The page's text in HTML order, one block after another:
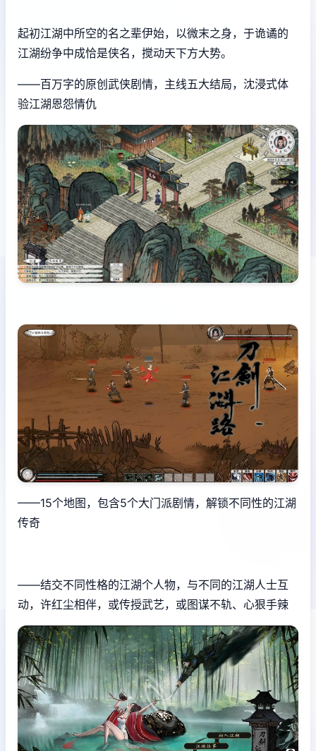
起初江湖中所空的名之辈伊始，以微末之身，于诡谲的
江湖纷争中成恰是侠名，搅动天下方大势。
——百万字的原创武侠剧情，主线五大结局，沈浸式体
验江湖恩怨情仇
——15个地图，包含5个大门派剧情，解锁不同性的江湖
传奇
——结交不同性格的江湖个人物，与不同的江湖人士互
动，许红尘相伴，或传授武艺，或图谋不轨、心狠手辣